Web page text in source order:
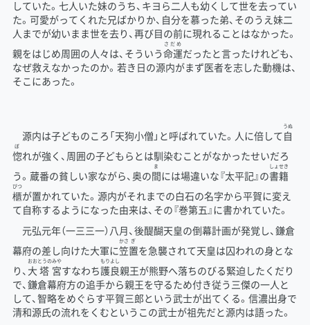
していた。七人いた妹のうち、キヨら二人も幼くして世を去ってい
た。可愛がってくれた兄ばかりか、自分を慕った弟、そのうえ妹二
人までが幼いまま世を去り、再び目の前に現れることはなかった。
親をはじめ周囲の人々は、そういう命運
さだめ
だったと言ったけれども、
なぜ救えなかったのか。若き日の源内がまず医者を志した動機は、
そこにあった。
源内は子どものころ「天狗小僧」と呼ばれていた。人に倍して自
うぬ
惚
ぼ
れが強く、周囲の子どもらとは馴染むことがなかったせいだろ
う。蔵番の貧しい家ながら、奥の間
ま
には場違いな『太平記』の書
しょ
籍
せき
櫃
びつ
が置かれていた。源内がそれまでの白石の名字から平賀に変え
て自称するようになった由来は、その『巻第五』に書かれていた。
元弘元年（一三三一）八月、後醍醐天皇の倒幕計画が発覚し、鎌倉
幕府の差し向けた大軍に笠
かさ
置
ぎ
を急襲されて天皇は囚われの身とな
り、 大
おお
塔
とうの
宮
みや
すなわち護
もり
良
よし
親王が熊野へ落ちのびる緊迫したくだり
で、鎌倉幕府方の追手から親王を守るため付き従う三傑の一人と
して、智略をめぐらす平賀三郎という武士が出てくる。信濃出身で
清和源氏の流れをくむというこの武士が祖先だと源内は語った。